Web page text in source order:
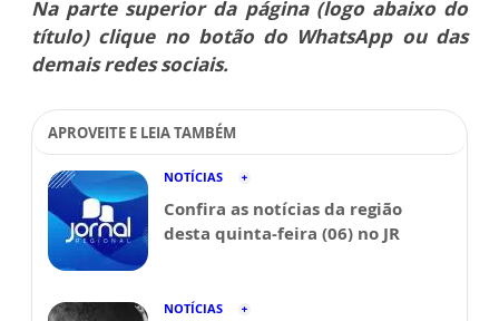
Na parte superior da página (logo abaixo do
título) clique no botão do WhatsApp ou das
demais redes sociais.
APROVEITE E LEIA TAMBÉM
NOTÍCIAS
Confira as notícias da região
desta quinta-feira (06) no JR
NOTÍCIAS